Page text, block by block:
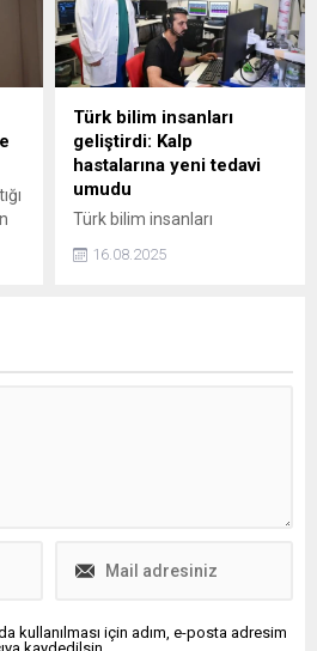
Türk bilim insanları
geliştirdi: Kalp
hastalarına yeni tedavi
umudu
Türk bilim insanları
çalışmada, şeker hastalığı
16.08.2025
kullanılması için adım, e-posta adresim